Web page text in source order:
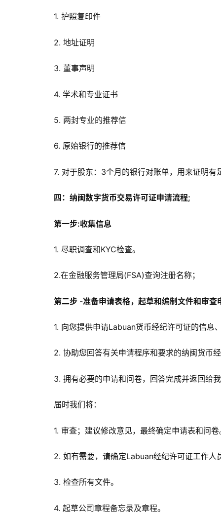
1. 护照复印件
2. 地址证明
3. 董事声明
4. 学术和专业证书
5. 两封专业的推荐信
6. 原始银行的推荐信
7. 对于股东：3个月的银行对账单，用来证明有
四：纳闽数字货币交易许可证申请流程;
第一步:收集信息
1. 尽职调查和KYC检查。
2.在金融服务管理局(FSA)查询注册名称；
第二步 -准备申请表格，起草和编制文件和审查
1. 向您提供申请Labuan货币经纪许可证的信息
2. 协助您回答有关申请程序和要求的纳闽货币
3. 拥有必要的申请和问卷，回答完成并返回给
届时我们将：
1. 审查；建议修改意见，最终确定申请表和问卷
2. 如有需要，请确定Labuan经纪许可证工作人
3. 检查所有文件。
4. 起草公司章程备忘录及章程。